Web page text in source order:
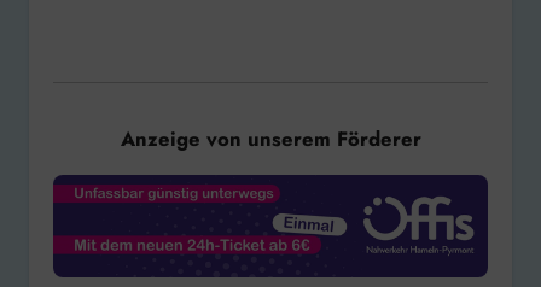
Anzeige von unserem Förderer